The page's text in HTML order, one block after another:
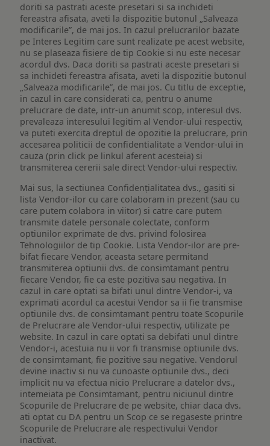
doriti sa pastrati aceste presetari si sa inchideti
fereastra afisata, aveti la dispozitie butonul „Salveaza
modificarile”, de mai jos. In cazul prelucrarilor bazate
pe Interes Legitim care sunt realizate pe acest website,
nu se plaseaza fisiere de tip Cookie si nu este necesar
acordul dvs. Daca doriti sa pastrati aceste presetari si
sa inchideti fereastra afisata, aveti la dispozitie butonul
„Salveaza modificarile”, de mai jos. Cu titlu de exceptie,
in cazul in care considerati ca, pentru o anume
prelucrare de date, intr-un anumit scop, interesul dvs.
prevaleaza interesului legitim al Vendor-ului respectiv,
va puteti exercita dreptul de opozitie la prelucrare, prin
accesarea politicii de confidentialitate a Vendor-ului in
cauza (prin click pe linkul aferent acesteia) si
transmiterea cererii sale direct Vendor-ului respectiv.
Mai sus, la sectiunea Confidențialitatea dvs., gasiti si
lista Vendor-ilor cu care colaboram in prezent (sau cu
care putem colabora in viitor) si catre care putem
transmite datele personale colectate, conform
optiunilor exprimate de dvs. privind folosirea
Tehnologiilor de tip Cookie. Lista Vendor-ilor are pre-
bifat fiecare Vendor, aceasta setare permitand
transmiterea optiunii dvs. de consimtamant pentru
fiecare Vendor, fie ca este pozitiva sau negativa. In
cazul in care optati sa bifati unul dintre Vendor-i, va
exprimati acordul ca acestui Vendor sa ii fie transmise
optiunile dvs. de consimtamant pentru toate Scopurile
de Prelucrare ale Vendor-ului respectiv, utilizate pe
website. In cazul in care optati sa debifati unul dintre
Vendor-i, acestuia nu ii vor fi transmise optiunile dvs.
de consimtamant, fie pozitive sau negative. Vendorul
devine inactiv si nu va cunoaste optiunile dvs., deci
implicit nu va efectua nicio Prelucrare a datelor dvs.,
intemeiata pe Consimtamant, pentru niciunul dintre
Scopurile de Prelucrare de pe website, chiar daca dvs.
ati optat cu DA pentru un Scop ce se regaseste printre
Scopurile de Prelucrare ale respectivului Vendor
inactivat.